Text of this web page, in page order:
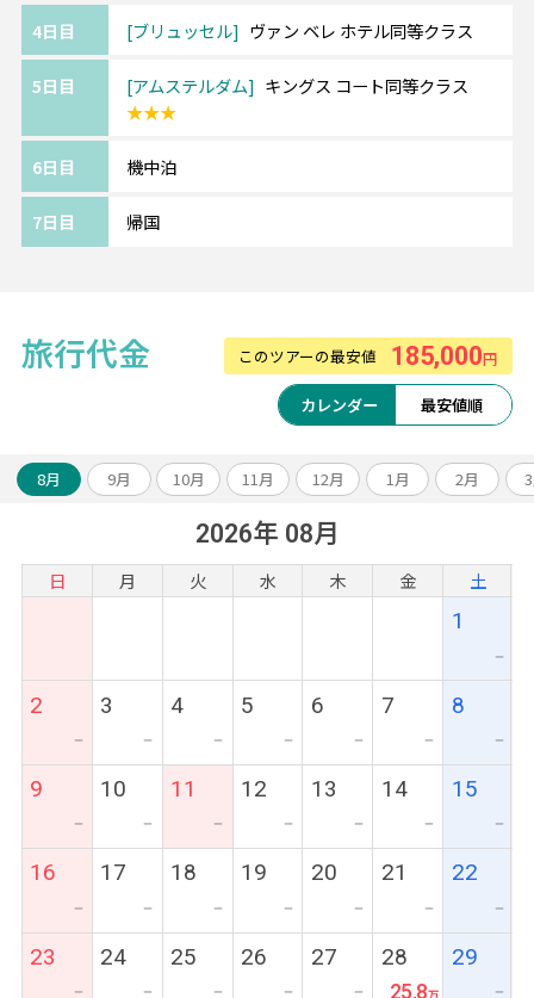
憧れの街アレナなど見どころ満載です。
「アンネの日記」が書かれたアンネ・フラン
ク・ハウスも一押しスポット。
春・夏はチューリップ観光がおすすめ♪
《ご利用ホテルについて》
4日目 ブリュッセル ヴァン ベレ ホテル同等クラス
5日目 アムステルダム
キングス コート同等クラス
★★★
6日目 機中泊
7日目 帰国
旅行代金 このツアーの最安値 185,000円
カレンダー 最安値順
8月 9月 10月 11月 12月 1月 2月
2026年 08月
日 月 火 水 木 金 土
1
ー
2
ー
3
ー
4
ー
5
ー
6
ー
7
ー
8
ー
9
ー
10
ー
11
ー
12
ー
13
ー
14
ー
15
ー
16
ー
17
ー
18
ー
19
ー
20
ー
21
ー
22
ー
23
ー
24
ー
25
ー
26
ー
27
ー
28
25.8
29
ー